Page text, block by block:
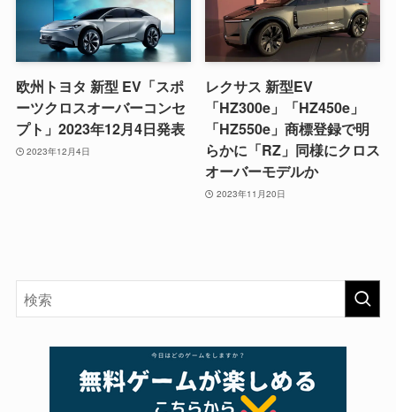
欧州トヨタ 新型 EV「スポ
ーツクロスオーバーコンセ
プト」2023年12月4日発表
2023年12月4日
レクサス 新型EV
「HZ300e」「HZ450e」
「HZ550e」商標登録で明
らかに「RZ」同様にクロス
オーバーモデルか
2023年11月20日